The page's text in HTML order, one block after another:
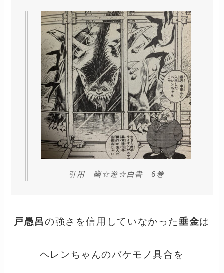
引用 幽☆遊☆白書 6巻
戸愚呂の強さを信用していなかった垂金は
ヘレンちゃんのバケモノ具合を